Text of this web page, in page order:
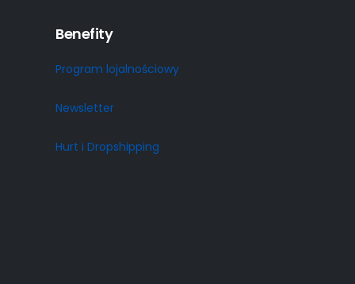
Benefity
Program lojalnościowy
Newsletter
Hurt i Dropshipping